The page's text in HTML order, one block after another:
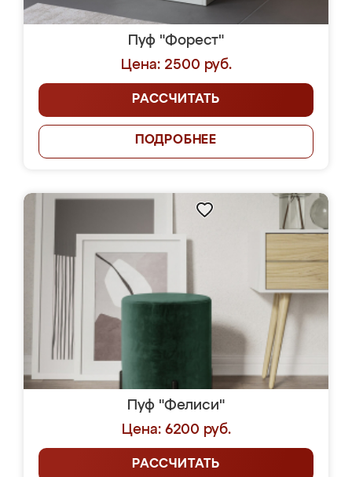
Пуф "Форест"
Цена: 2500 руб.
РАССЧИТАТЬ
ПОДРОБНЕЕ
Пуф "Фелиси"
Цена: 6200 руб.
РАССЧИТАТЬ